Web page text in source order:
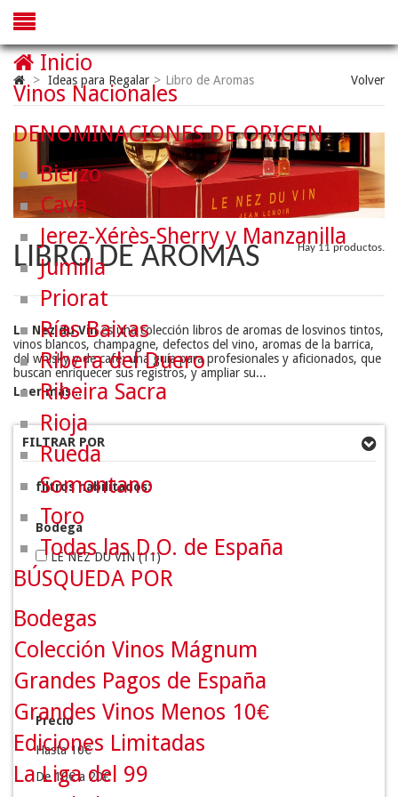
> Ideas para Regalar > Libro de Aromas Volver
LIBRO DE AROMAS Hay 11 productos.
Le Nez du Vines una colección libros de aromas de losvinos tintos,
vinos blancos, champagne, defectos del vino, aromas de la barrica,
del whisky y de café; una guía para profesionales y aficionados, que
buscan enriquecer sus registros, y ampliar su...
Leer más...
FILTRAR POR
filtros habilitados:
Bodega
LE NEZ DU VIN (11)
Precio
Hasta 10€
De 10€ a 20€
Inicio
Vinos Nacionales
DENOMINACIONES DE ORIGEN
Bierzo
Cava
Jerez-Xérès-Sherry y Manzanilla
Jumilla
Priorat
Rías Baixas
Ribera del Duero
Ribeira Sacra
Rioja
Rueda
Somontano
Toro
Todas las D.O. de España
BÚSQUEDA POR
Bodegas
Colección Vinos Mágnum
Grandes Pagos de España
Grandes Vinos Menos 10€
Ediciones Limitadas
La Liga del 99